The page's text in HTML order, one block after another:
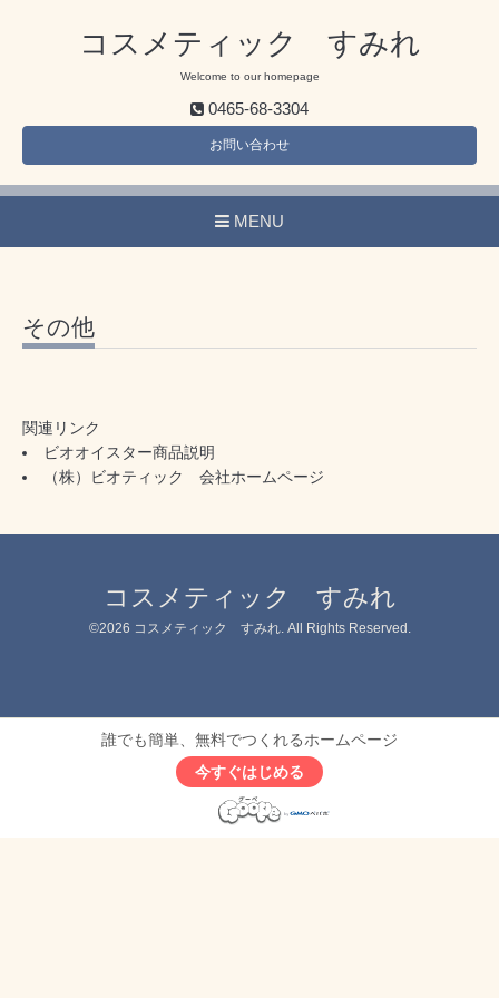
コスメティック すみれ
Welcome to our homepage
0465-68-3304
お問い合わせ
MENU
その他
関連リンク
ビオオイスター商品説明
（株）ビオティック 会社ホームページ
コスメティック すみれ
©2026 コスメティック すみれ. All Rights Reserved.
誰でも簡単、無料でつくれるホームページ
今すぐはじめる